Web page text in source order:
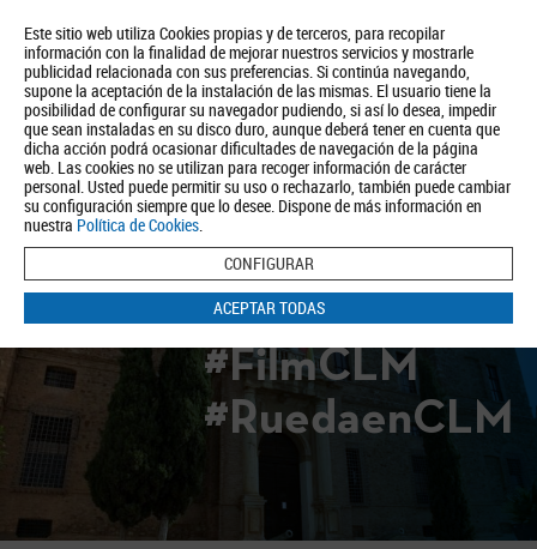
Este sitio web utiliza Cookies propias y de terceros, para recopilar
información con la finalidad de mejorar nuestros servicios y mostrarle
publicidad relacionada con sus preferencias. Si continúa navegando,
supone la aceptación de la instalación de las mismas. El usuario tiene la
posibilidad de configurar su navegador pudiendo, si así lo desea, impedir
que sean instaladas en su disco duro, aunque deberá tener en cuenta que
dicha acción podrá ocasionar dificultades de navegación de la página
web. Las cookies no se utilizan para recoger información de carácter
personal. Usted puede permitir su uso o rechazarlo, también puede cambiar
su configuración siempre que lo desee. Dispone de más información en
nuestra Política de Cookies.
CONFIGURAR
ACEPTAR TODAS
Quiénes somos Turismo Política de Privacidad Aviso Legal
Política de Cookies
BUSCAR
#FilmCLM
#RuedaenCLM